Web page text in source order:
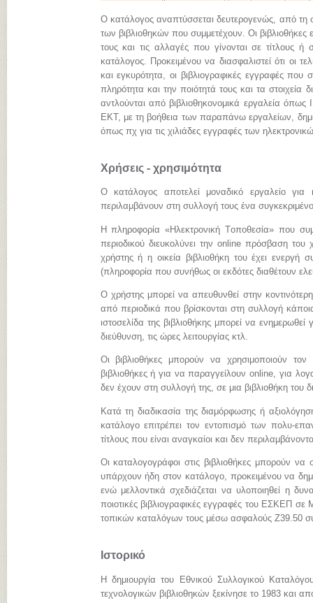
Ο κατάλογος αναπτύσσεται δευτερογενώς, από
των βιβλιοθηκών που συμμετέχουν. Οι
τους και τις αλλαγές που γίνονται σε τίτλους
κατάλογος. Προκειμένου να διασφαλιστεί ότι οι
και εγκυρότητα, οι βιβλιογραφικές εγγραφές που
πληρότητα και την ποιότητά τους και τα
αντλούνται από βιβλιοθηκονομικά εργαλεία
ΕΚΤ, με τη βοήθεια των παραπάνω εργαλείων,
όπως πχ για τις χιλιάδες εγγραφές των
Χρήσεις - χρησιμότητα
Ο κατάλογος αποτελεί μοναδικό εργαλείο
περιλαμβάνουν στη συλλογή τους ένα
Η πληροφορία «Hλεκτρονική Tοποθεσία» που
περιοδικού διευκολύνει την online πρόσβαση
χρήστης ή η οικεία βιβλιοθήκη του έχει
(πληροφορία που συνήθως οι εκδότες διαθέτουν
Ο χρήστης μπορεί να απευθυνθεί στην
από περιοδικά που βρίσκονται στη συλλογή
ιστοσελίδα της βιβλιοθήκης μπορεί να
διεύθυνση, τις ώρες λειτουργίας κτλ.
Οι βιβλιοθήκες μπορούν να χρησιμοποιούν
βιβλιοθήκες ή για να παραγγείλουν online, για
δεν έχουν στη συλλογή της, σε μια βιβλιοθήκη του
Κατά τη διαδικασία της διαμόρφωσης ή
κατάλογο επιτρέπει τον εντοπισμό των πολυ-
τίτλους που είναι αναγκαίοι και δεν
Οι καταλογογράφοι στις βιβλιοθήκες μπορούν να
υπάρχουν ήδη στον κατάλογο, προκειμένου να
ενώ μελλοντικά σχεδιάζεται να υλοποιηθεί η
ποιοτικές βιβλιογραφικές εγγραφές του ΕΣΚΕΠ
τοπικών καταλόγων τους μέσω ασφαλούς Z39.50
Ιστορικό
Η δημιουργία του Εθνικού Συλλογικού
τεχνολογικών βιβλιοθηκών ξεκίνησε το 1983 και